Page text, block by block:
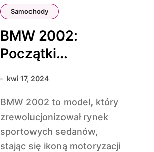
Samochody
BMW 2002:
Początki
Sportowych
kwi 17, 2024
BMW 2002 to model, który
zrewolucjonizował rynek
sportowych sedanów,
stając się ikoną motoryzacji